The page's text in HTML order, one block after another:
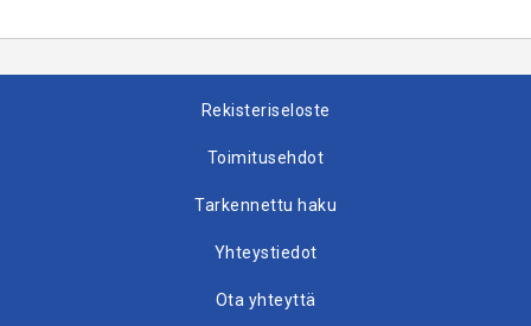
Rekisteriseloste
Toimitusehdot
Tarkennettu haku
Yhteystiedot
Ota yhteyttä